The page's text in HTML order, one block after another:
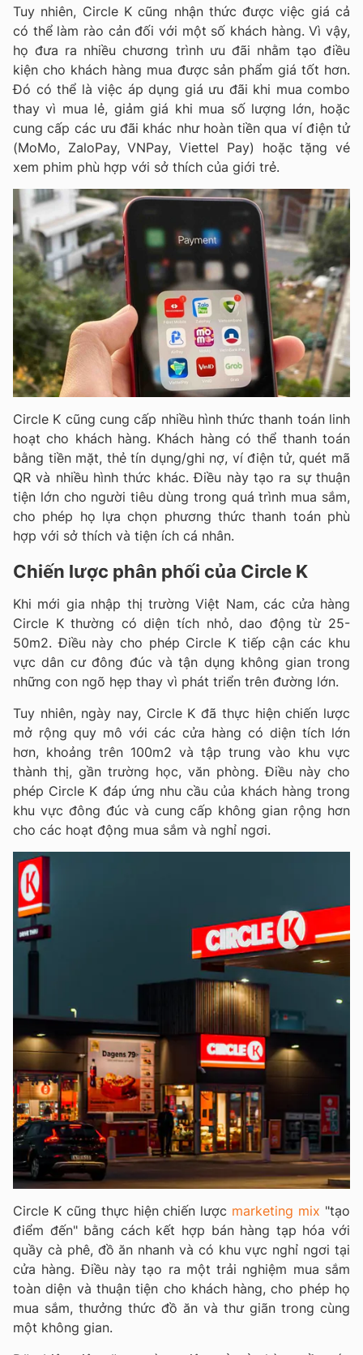
Tuy nhiên, Circle K cũng nhận thức được việc giá cả
có thể làm rào cản đối với một số khách hàng. Vì vậy,
họ đưa ra nhiều chương trình ưu đãi nhằm tạo điều
kiện cho khách hàng mua được sản phẩm giá tốt hơn.
Đó có thể là việc áp dụng giá ưu đãi khi mua combo
thay vì mua lẻ, giảm giá khi mua số lượng lớn, hoặc
cung cấp các ưu đãi khác như hoàn tiền qua ví điện tử
(MoMo, ZaloPay, VNPay, Viettel Pay) hoặc tặng vé
xem phim phù hợp với sở thích của giới trẻ.
Circle K cũng cung cấp nhiều hình thức thanh toán linh
hoạt cho khách hàng. Khách hàng có thể thanh toán
bằng tiền mặt, thẻ tín dụng/ghi nợ, ví điện tử, quét mã
QR và nhiều hình thức khác. Điều này tạo ra sự thuận
tiện lớn cho người tiêu dùng trong quá trình mua sắm,
cho phép họ lựa chọn phương thức thanh toán phù
hợp với sở thích và tiện ích cá nhân.
Chiến lược phân phối của Circle K
Khi mới gia nhập thị trường Việt Nam, các cửa hàng
Circle K thường có diện tích nhỏ, dao động từ 25-
50m2. Điều này cho phép Circle K tiếp cận các khu
vực dân cư đông đúc và tận dụng không gian trong
những con ngõ hẹp thay vì phát triển trên đường lớn.
Tuy nhiên, ngày nay, Circle K đã thực hiện chiến lược
mở rộng quy mô với các cửa hàng có diện tích lớn
hơn, khoảng trên 100m2 và tập trung vào khu vực
thành thị, gần trường học, văn phòng. Điều này cho
phép Circle K đáp ứng nhu cầu của khách hàng trong
khu vực đông đúc và cung cấp không gian rộng hơn
cho các hoạt động mua sắm và nghỉ ngơi.
Circle K cũng thực hiện chiến lược marketing mix "tạo
điểm đến" bằng cách kết hợp bán hàng tạp hóa với
quầy cà phê, đồ ăn nhanh và có khu vực nghỉ ngơi tại
cửa hàng. Điều này tạo ra một trải nghiệm mua sắm
toàn diện và thuận tiện cho khách hàng, cho phép họ
mua sắm, thưởng thức đồ ăn và thư giãn trong cùng
một không gian.